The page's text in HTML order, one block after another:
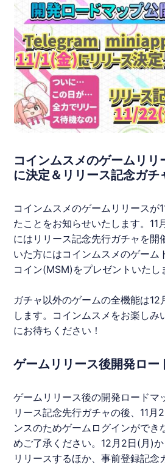
コインムスメのゲームリリ
に決定＆リリース記念ガ
コインムスメのゲームリリースが
たことをお知らせいたします。
にはリリース記念先行ガチャを開
いた方にはコインムスメのゲーム
コイン(MSM)をプレゼントいたし
ガチャ以外のゲームの全機能は
します。 コインムスメ をお楽しみ
にお待ちください！
ゲームリリース後開発ロ
ゲームリリース後の開発ロードマ
リース記念先行ガチャの後、11
ンスのためゲームログインができ
めご了承ください。12月2日(月)
リリースするほか、事前登録記念